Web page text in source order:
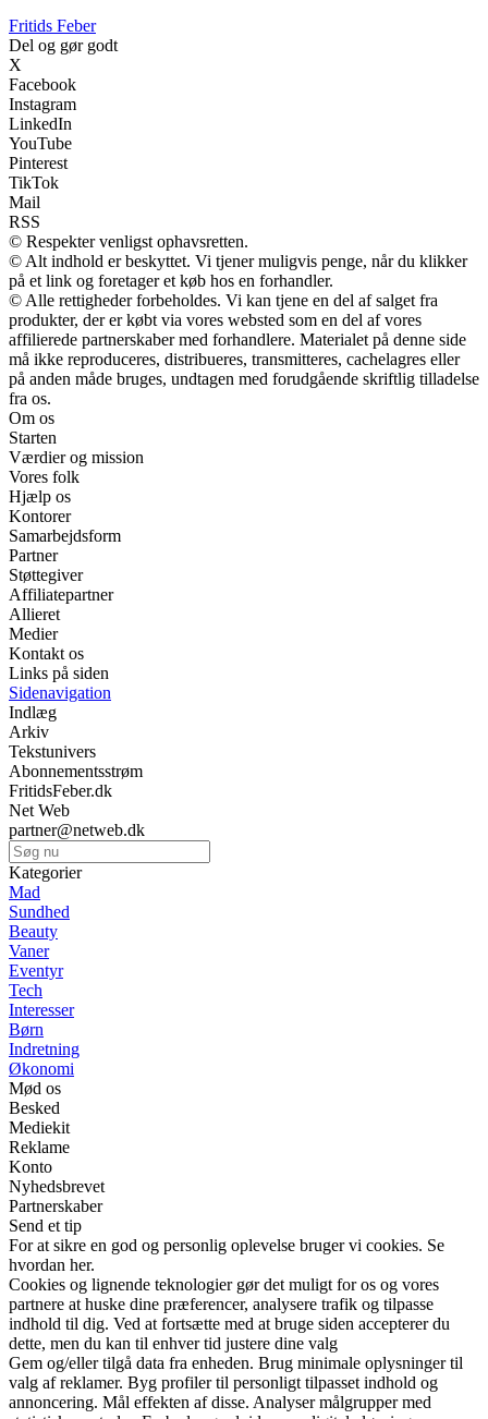
Fritids Feber
Del og gør godt
X
Facebook
Instagram
LinkedIn
YouTube
Pinterest
TikTok
Mail
RSS
© Respekter venligst ophavsretten.
© Alt indhold er beskyttet. Vi tjener muligvis penge, når du klikker
på et link og foretager et køb hos en forhandler.
© Alle rettigheder forbeholdes. Vi kan tjene en del af salget fra
produkter, der er købt via vores websted som en del af vores
affilierede partnerskaber med forhandlere. Materialet på denne side
må ikke reproduceres, distribueres, transmitteres, cachelagres eller
på anden måde bruges, undtagen med forudgående skriftlig tilladelse
fra os.
Om os
Starten
Værdier og mission
Vores folk
Hjælp os
Kontorer
Samarbejdsform
Partner
Støttegiver
Affiliatepartner
Allieret
Medier
Kontakt os
Links på siden
Sidenavigation
Indlæg
Arkiv
Tekstunivers
Abonnementsstrøm
FritidsFeber.dk
Net Web
partner@netweb.dk
Kategorier
Mad
Sundhed
Beauty
Vaner
Eventyr
Tech
Interesser
Børn
Indretning
Økonomi
Mød os
Besked
Mediekit
Reklame
Konto
Nyhedsbrevet
Partnerskaber
Send et tip
For at sikre en god og personlig oplevelse bruger vi cookies. Se
hvordan her.
Cookies og lignende teknologier gør det muligt for os og vores
partnere at huske dine præferencer, analysere trafik og tilpasse
indhold til dig. Ved at fortsætte med at bruge siden accepterer du
dette, men du kan til enhver tid justere dine valg
Gem og/eller tilgå data fra enheden. Brug minimale oplysninger til
valg af reklamer. Byg profiler til personligt tilpasset indhold og
annoncering. Mål effekten af disse. Analyser målgrupper med